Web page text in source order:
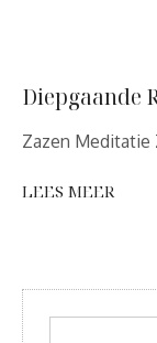
Diepgaande
Zazen Meditatie
LEES MEER